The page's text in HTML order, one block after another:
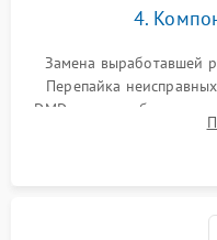
4.
Замена выработавшей
Перепайка
DMD-чипа при битых
колеса или